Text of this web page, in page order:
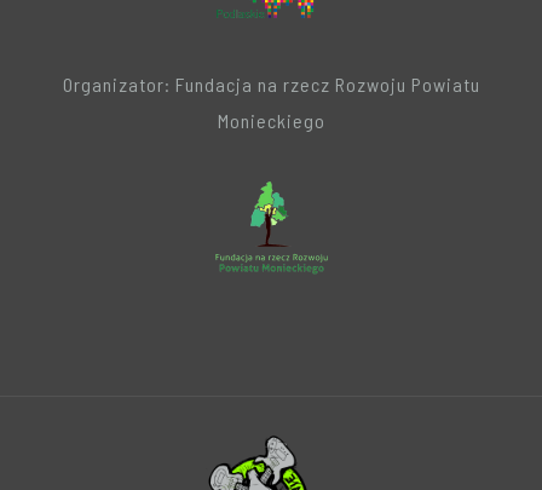
Organizator: Fundacja na rzecz Rozwoju Powiatu
Monieckiego